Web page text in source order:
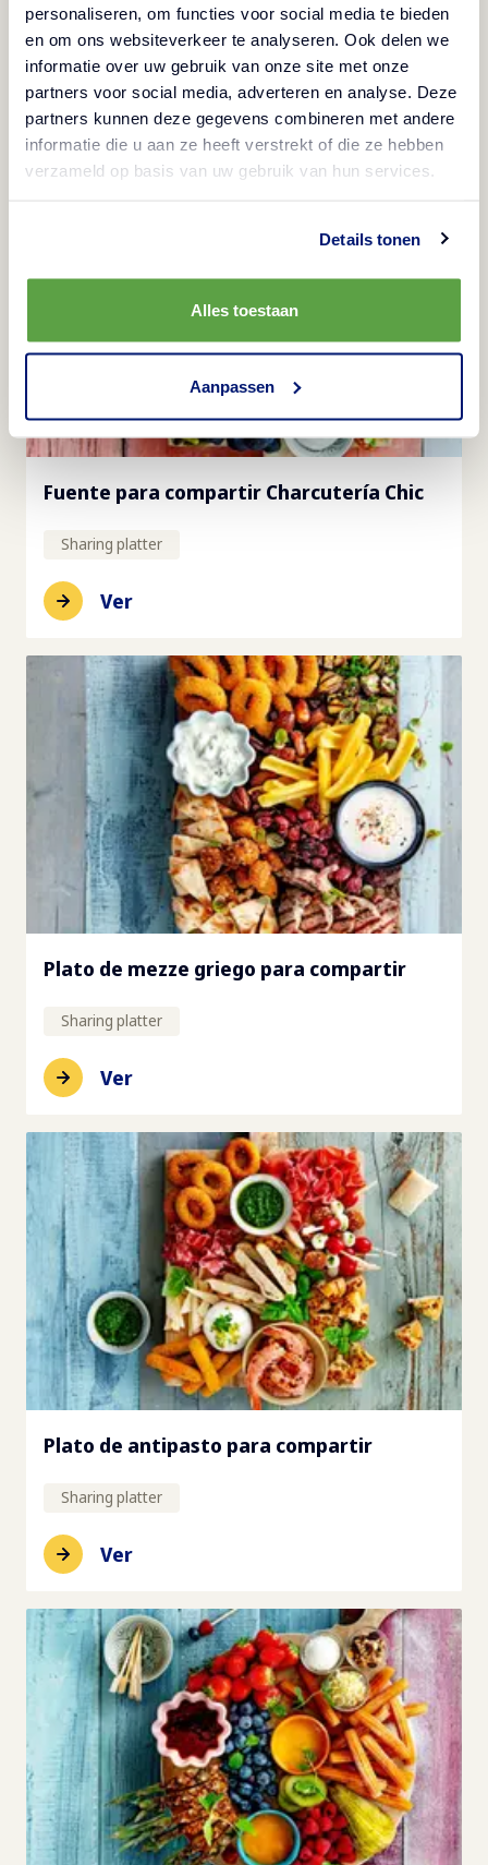
personaliseren, om functies voor social media te bieden
en om ons websiteverkeer te analyseren. Ook delen we
informatie over uw gebruik van onze site met onze
partners voor social media, adverteren en analyse. Deze
partners kunnen deze gegevens combineren met andere
informatie die u aan ze heeft verstrekt of die ze hebben
verzameld op basis van uw gebruik van hun services.
Details tonen
Alles toestaan
Aanpassen
Carne de cerdo
Loaded Fries
Ver
Fuente para compartir Charcutería Chic
Sharing platter
Ver
Plato de mezze griego para compartir
Sharing platter
Ver
Plato de antipasto para compartir
Sharing platter
Ver